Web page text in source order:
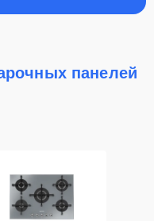
панелей